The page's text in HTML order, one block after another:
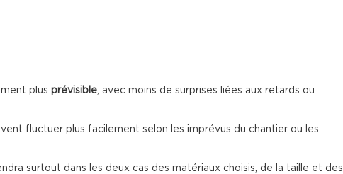
plus prévisible, avec moins de surprises liées aux retards ou
fluctuer plus facilement selon les imprévus du chantier ou les
surtout dans les deux cas des matériaux choisis, de la taille et des